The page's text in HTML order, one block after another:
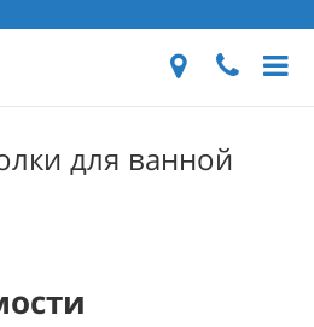
для ванной